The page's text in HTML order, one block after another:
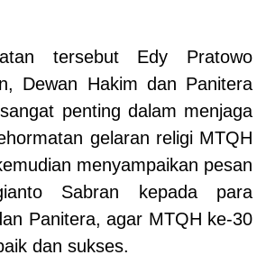
tersebut Edy Pratowo
Dewan Hakim dan Panitera
penting dalam menjaga
gelaran religi MTQH
menyampaikan pesan
Sabran kepada para
Panitera, agar MTQH ke-30
dan sukses.